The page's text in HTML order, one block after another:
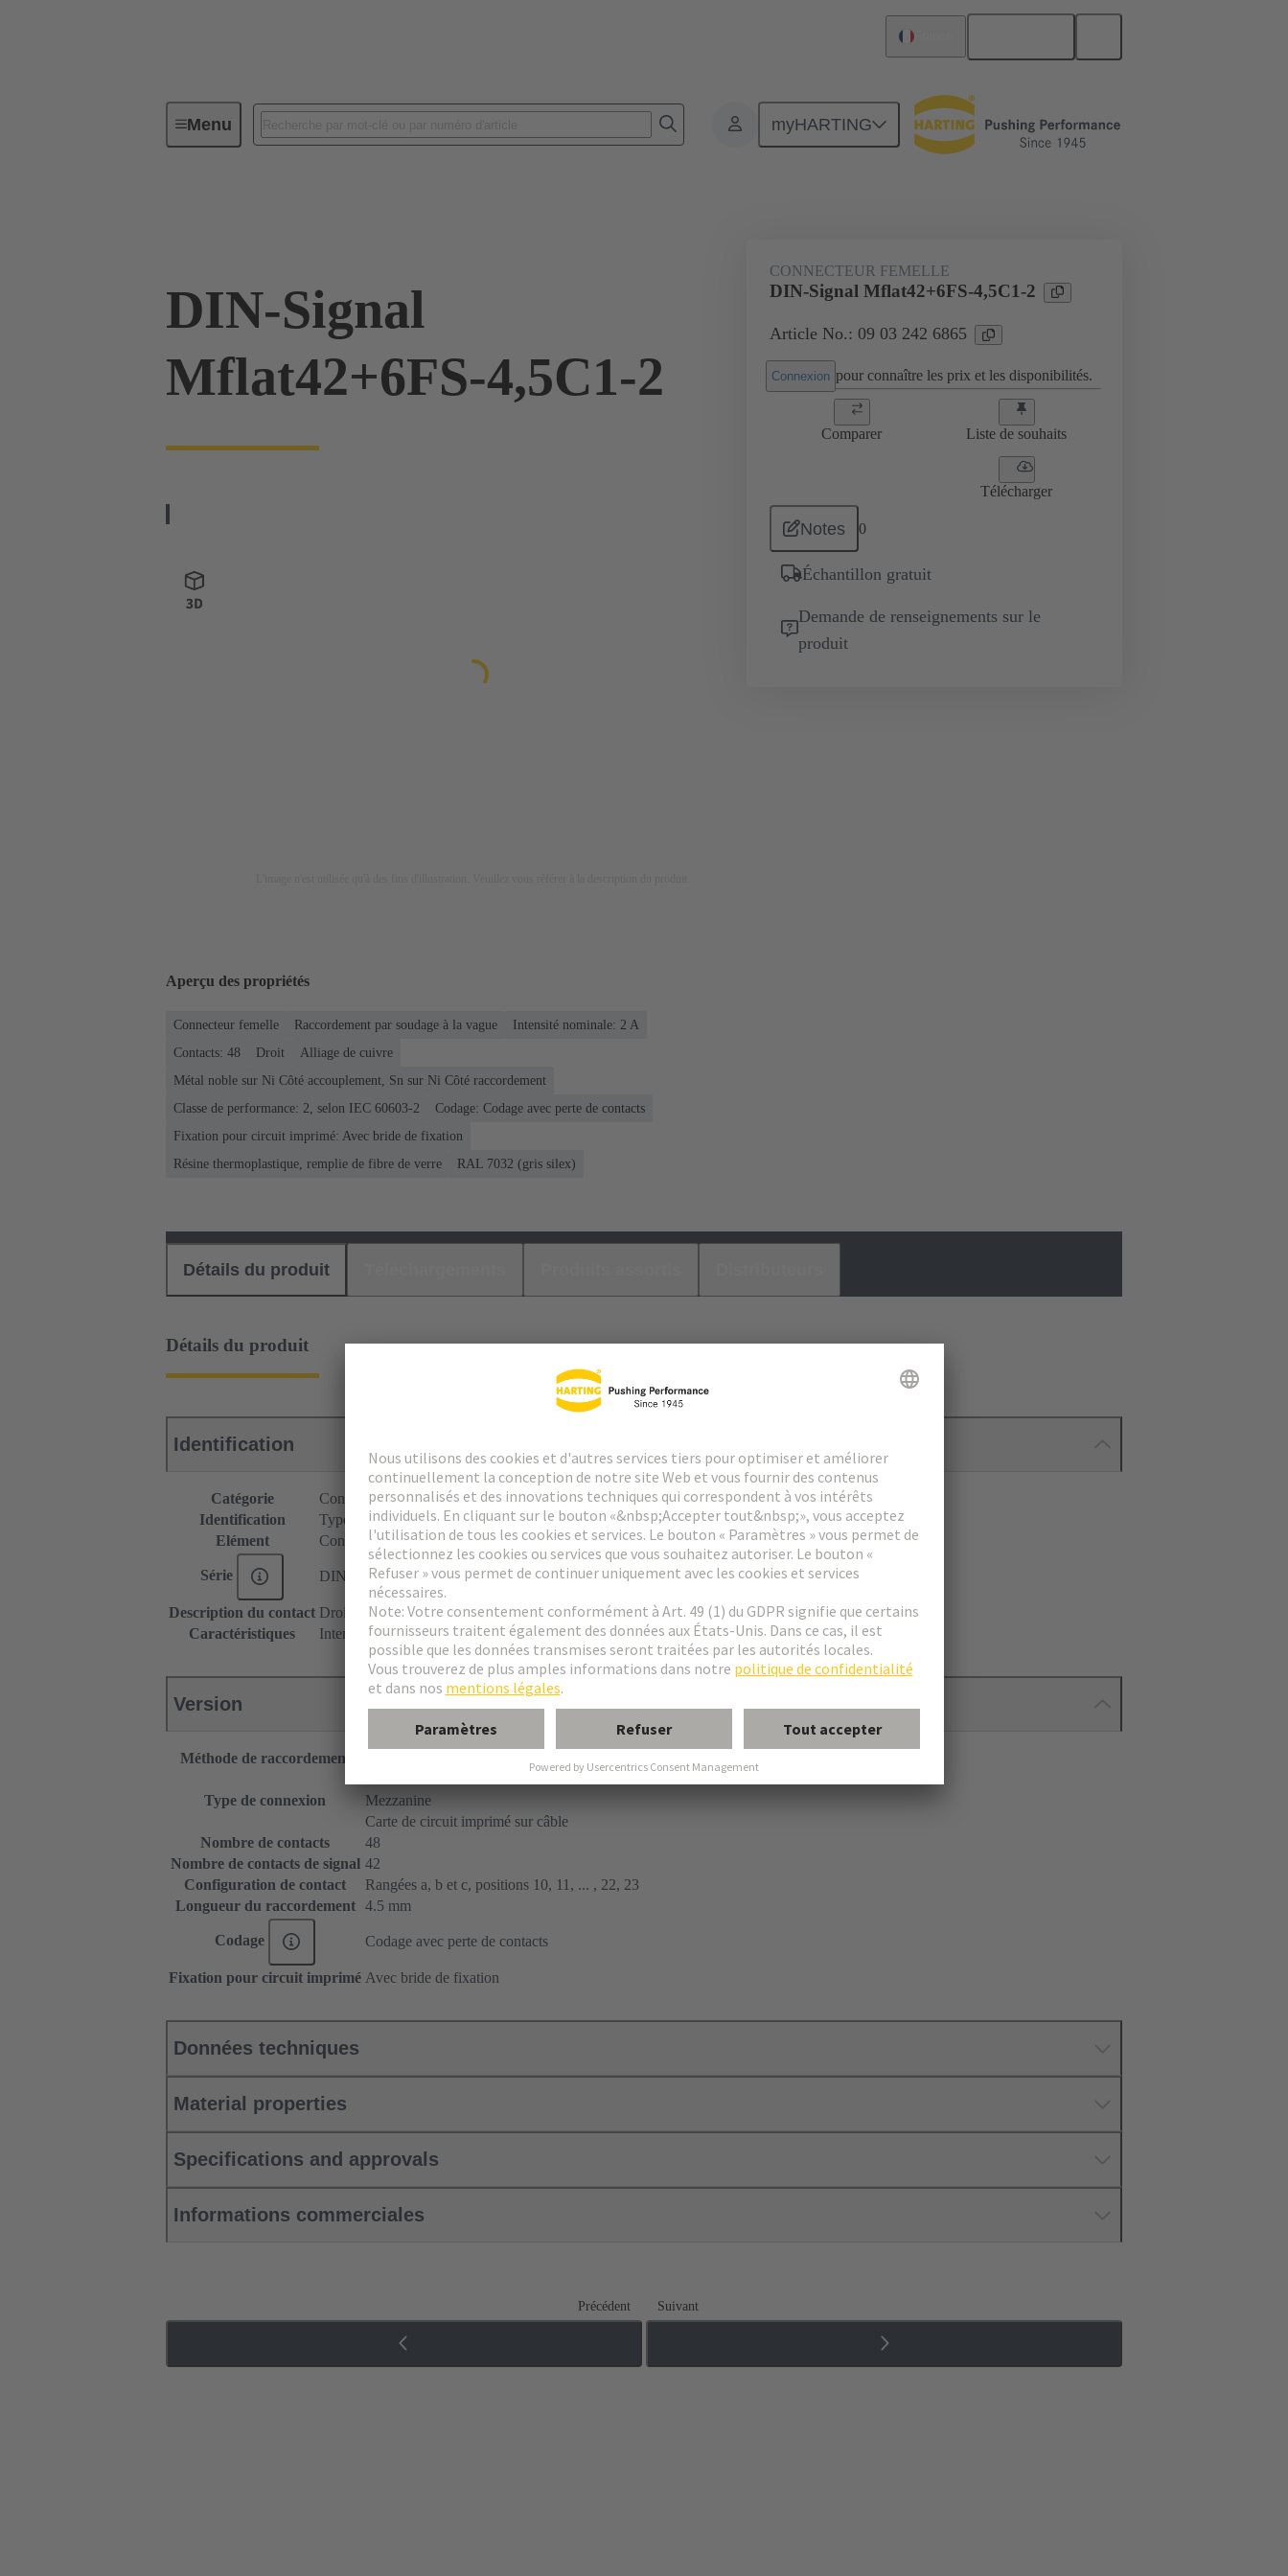
Menu myHARTING
Connectivité d'Equipements Connecteurs carte à carte Produits Raccordement carte mère à carte fille
DIN-Signal
Mflat42+6FS-4,5C1-2
CONNECTEUR FEMELLE
DIN-Signal Mflat42+6FS-4,5C1-2
Article No.: 09 03 242 6865
Connexion pour connaître les prix et les disponibilités.
Comparer Liste de souhaits
Télécharger
Notes 0
Échantillon gratuit
Demande de renseignements sur le
produit
Aperçu des propriétés
Connecteur femelle Raccordement par soudage à la vague
Intensité nominale: ‌2 A
Contacts: 48
Droit
Alliage de cuivre
Métal noble sur Ni Côté accouplement, Sn sur Ni Côté raccordement
Classe de performance: 2, selon IEC 60603-2
Codage: Codage avec perte de contacts
Fixation pour circuit imprimé: Avec bride de fixation
Résine thermoplastique, remplie de fibre de verre
RAL 7032 (gris silex)
Détails du produit
Détails du produit
Identification
Catégorie
Connecteurs
Identification
Type M plat
Elément
Connecteur femelle
Série DIN 41612
Description du contact Droit
Caractéristiques
Intensité nominale des contacts spéciaux : consultez la fiche technique des contacts sélectionnés.
Version
Méthode de raccordement
Type de connexion
Mezzanine
Carte de circuit imprimé sur câble
Nombre de contacts
48
Nombre de contacts de signal 42
Configuration de contact
Rangées a, b et c, positions 10, 11, ... , 22, 23
Longueur du raccordement
4.5 mm
Codage Codage avec perte de contacts
Fixation pour circuit imprimé Avec bride de fixation
Données techniques
Material properties
Specifications and approvals
Informations commerciales
Précédent Suivant